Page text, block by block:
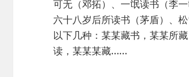
可无（邓拓）、一氓读书（李
六十八岁后所读书（茅盾）、
以下几种：某某藏书，某某所
读，某某某藏……